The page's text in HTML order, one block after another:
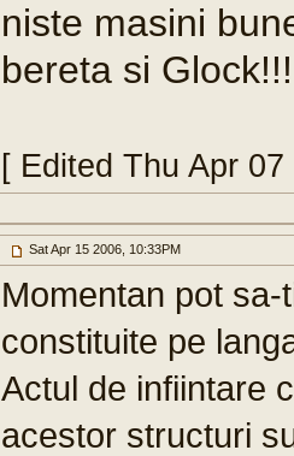
niste masini
bereta si Glock!!!
[ Edited Thu Apr
Sat Apr 15 2006, 10:33PM
Momentan pot
constituite pe
Actul de infiintare
acestor structuri